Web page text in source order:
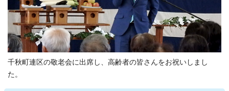
千秋町連区の敬老会に出席し、高齢者の皆さんをお祝いしまし
た。